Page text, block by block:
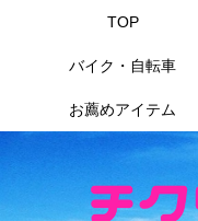
TOP
バイク・自転車
お薦めアイテム